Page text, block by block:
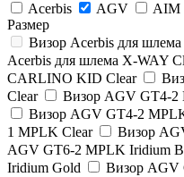
Acerbis
AGV AIM
Размер
Визор Acerbis для
Acerbis для шлема X-WAY
CARLINO KID Clear
Clear
Визор AGV GT4-2
Визор AGV GT4-2
1 MPLK Clear
Визор
AGV GT6-2 MPLK Iridium
Iridium Gold
Визор AGV